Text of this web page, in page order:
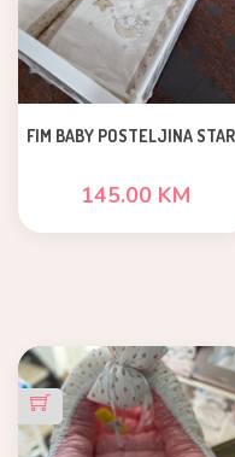
FIM BABY POSTELJINA
145.00 KM